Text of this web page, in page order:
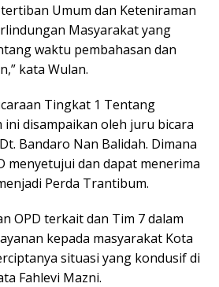
Umum dan Keteniraman
Masyarakat yang
waktu pembahasan dan
kata Wulan.
Tingkat 1 Tentang
disampaikan oleh juru bicara
Bandaro Nan Balidah. Dimana
menyetujui dan dapat menerima
Perda Trantibum.
OPD terkait dan Tim 7 dalam
kepada masyarakat Kota
situasi yang kondusif di
Fahlevi Mazni.